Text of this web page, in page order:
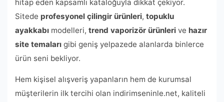
hitap eden kapsamlı kataloğuyla dikkat çekiyor.
Sitede profesyonel çilingir ürünleri, topuklu
ayakkabı modelleri, trend vaporizör ürünleri ve hazır
site temaları gibi geniş yelpazede alanlarda binlerce
ürün seni bekliyor.
Hem kişisel alışveriş yapanların hem de kurumsal
müşterilerin ilk tercihi olan indirimseninle.net, kaliteli